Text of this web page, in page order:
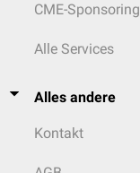
CME-Sponsoring
Alle Services
Alles andere
Kontakt